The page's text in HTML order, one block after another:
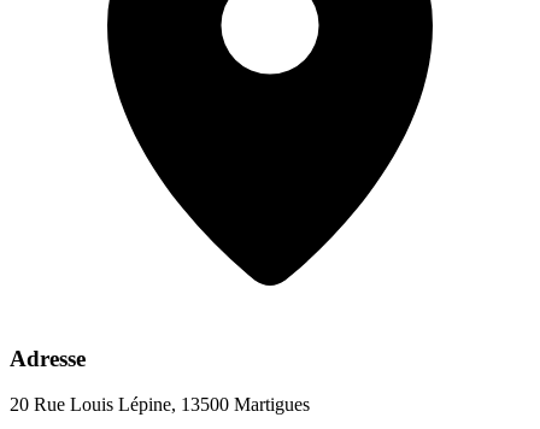
Adresse
20 Rue Louis Lépine, 13500 Martigues